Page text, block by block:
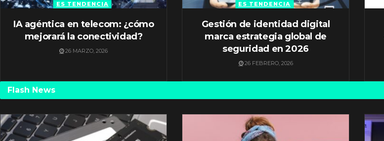
ES TENDENCIA
IA agéntica en telecom: ¿cómo
mejorará la conectividad?
26 MARZO, 2026
ES TENDENCIA
Gestión de identidad digital
marca estrategia global de
seguridad en 2026
26 FEBRERO, 2026
Flash News